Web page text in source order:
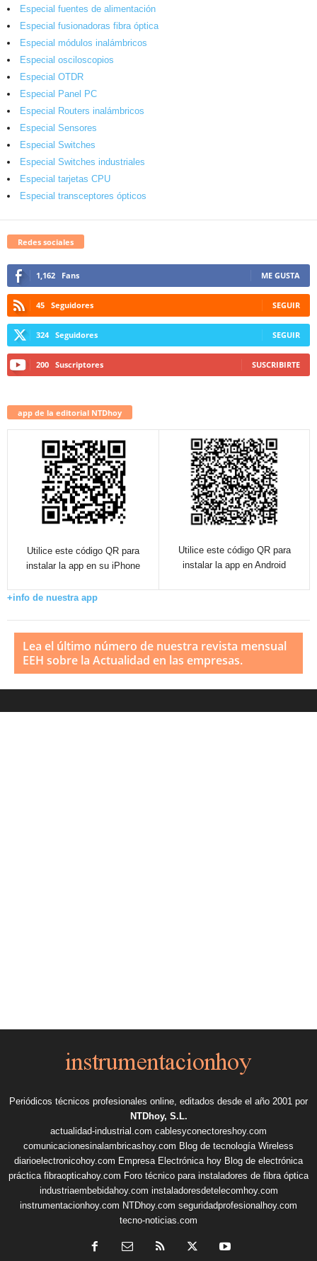
Especial fuentes de alimentación
Especial fusionadoras fibra óptica
Especial módulos inalámbricos
Especial osciloscopios
Especial OTDR
Especial Panel PC
Especial Routers inalámbricos
Especial Sensores
Especial Switches
Especial Switches industriales
Especial tarjetas CPU
Especial transceptores ópticos
Redes sociales
1,162 Fans ME GUSTA
45 Seguidores SEGUIR
324 Seguidores SEGUIR
200 Suscriptores SUSCRIBIRTE
app de la editorial NTDhoy
Utilice este código QR para
instalar la app en su iPhone
Utilice este código QR para
instalar la app en Android
+info de nuestra app
Lea el último número de nuestra revista mensual
EEH sobre la Actualidad en las empresas.
Periódicos técnicos profesionales online, editados desde el año 2001 por
NTDhoy, S.L.
actualidad-industrial.com cablesyconectoreshoy.com
comunicacionesinalambricashoy.com Blog de tecnología Wireless
diarioelectronicohoy.com Empresa Electrónica hoy Blog de electrónica
práctica fibraopticahoy.com Foro técnico para instaladores de fibra óptica
industriaembebidahoy.com instaladoresdetelecomhoy.com
instrumentacionhoy.com NTDhoy.com seguridadprofesionalhoy.com
tecno-noticias.com